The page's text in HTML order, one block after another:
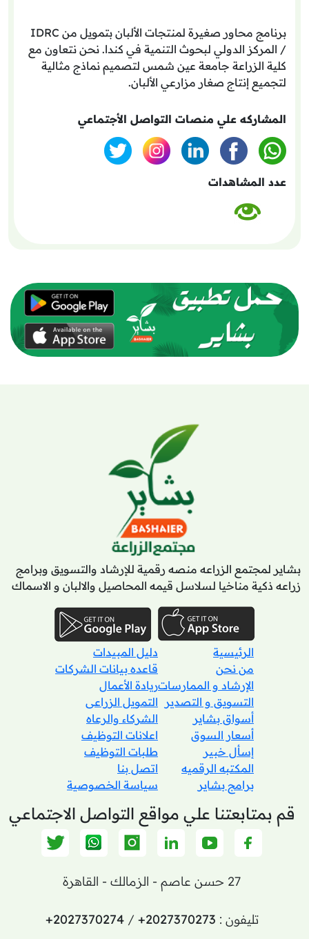
برنامج محاور صغيرة لمنتجات الألبان بتمويل من IDRC
/ المركز الدولي لبحوث التنمية في كندا. نحن نتعاون مع
كلية الزراعة جامعة عين شمس لتصميم نماذج مثالية
لتجميع إنتاج صغار مزارعي الألبان.
المشاركه علي منصات التواصل الأجتماعي
عدد المشاهدات
بشاير لمجتمع الزراعه منصه رقمية للإرشاد والتسويق وبرامج
زراعه ذكية مناخيا لسلاسل قيمه المحاصيل والالبان و الاسماك
الرئيسية
من نحن
الإرشاد و الممارسات
التسويق و التصدير
أسواق بشاير
أسعار السوق
إسأل خبير
المكتبه الرقميه
برامج بشاير
دليل المبيدات
قاعده بيانات الشركات
ريادة الأعمال
التمويل الزراعى
الشركاء والرعاه
اعلانات التوظيف
طلبات التوظيف
اتصل بنا
سياسة الخصوصية
قم بمتابعتنا علي مواقع التواصل الاجتماعي
27 حسن عاصم - الزمالك - القاهرة
تليفون : +2027370273
/
+2027370274